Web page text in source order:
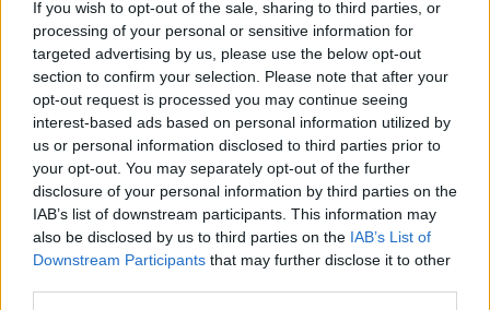
If you wish to opt-out of the sale, sharing to third parties, or
processing of your personal or sensitive information for
targeted advertising by us, please use the below opt-out
section to confirm your selection. Please note that after your
opt-out request is processed you may continue seeing
interest-based ads based on personal information utilized by
us or personal information disclosed to third parties prior to
your opt-out. You may separately opt-out of the further
disclosure of your personal information by third parties on the
IAB’s list of downstream participants. This information may
also be disclosed by us to third parties on the IAB’s List of
Downstream Participants that may further disclose it to other
Προσθέστε το ΕΘΝΟΣ στη Google
Το νέοFord Kuga είναι το πιο
εξηλεκτρισμένο μοντέλοστην ιστορία της
Ford και χαρακτηρίζεται από «καθαρές»
γραμμές με premium αναλογίες σε επίπεδο
σχεδιασμού.
Το μοντέλο διαθέτειβελτιωμένη
αεροδυναμική για μεγαλύτερη οικονομία